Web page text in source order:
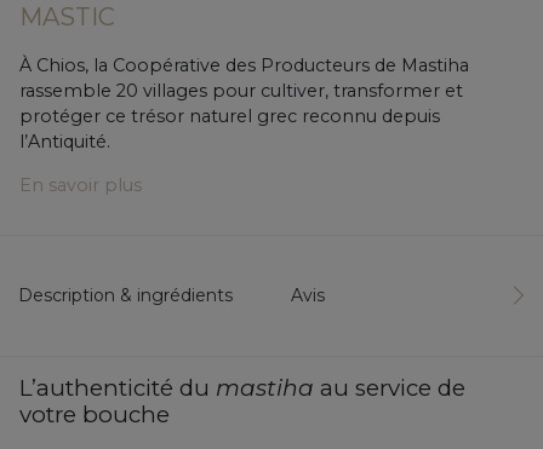
MASTIC
À Chios, la Coopérative des Producteurs de Mastiha
rassemble 20 villages pour cultiver, transformer et
protéger ce trésor naturel grec reconnu depuis
l’Antiquité.
En savoir plus
Description & ingrédients Avis
L’authenticité du mastiha au service de
votre bouche